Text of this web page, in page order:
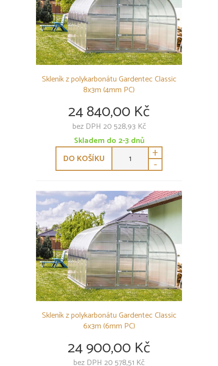
Skleník z polykarbonátu Gardentec Classic
8x3m (4mm PC)
24 840,00 Kč
bez DPH 20 528,93 Kč
Skladem do 2-3 dnů
DO KOŠÍKU
+
-
Skleník z polykarbonátu Gardentec Classic
6x3m (6mm PC)
24 900,00 Kč
bez DPH 20 578,51 Kč